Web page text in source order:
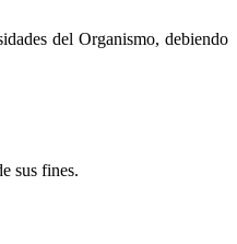
del Organismo, debiendo
sus fines.